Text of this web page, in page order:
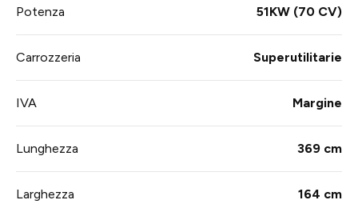
Potenza 51KW (70 CV)
Carrozzeria Superutilitarie
IVA Margine
Lunghezza 369 cm
Larghezza 164 cm